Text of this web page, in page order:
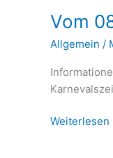
Vom
Allgemein /
12.2.24
Weiterlesen